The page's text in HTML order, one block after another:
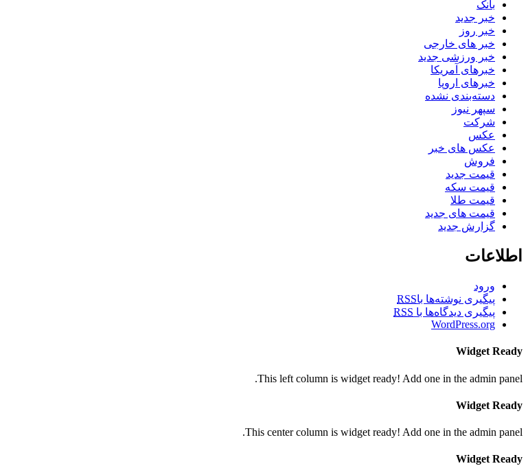
بانک
خبر جدید
خبر روز
خبر های خارجی
خبر ورزشی جدید
خبرهای آمریکا
خبرهای اروپا
دسته‌بندی نشده
سپهر نیوز
شرکت
عکس
عکس های خبر
فروش
قیمت جدید
قیمت سکه
قیمت طلا
قیمت های جدید
گزارش جدید
اطلاعات
ورود
پیگیری نوشته‌ها باRSS
پیگیری دیدگاه‌ها با RSS
WordPress.org
Widget Ready
This left column is widget ready! Add one in the admin panel.
Widget Ready
This center column is widget ready! Add one in the admin panel.
Widget Ready